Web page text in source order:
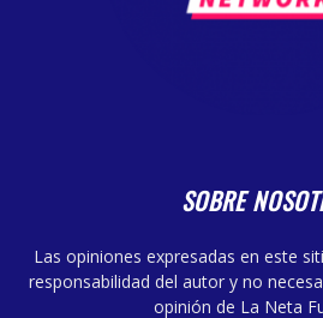
SOBRE
Las opiniones expresadas en este
responsabilidad del autor y no
opinión de La Neta